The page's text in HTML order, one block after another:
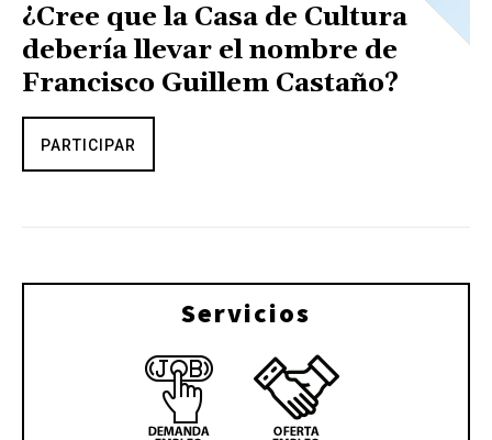
¿Cree que la Casa de Cultura
debería llevar el nombre de
Francisco Guillem Castaño?
PARTICIPAR
Servicios